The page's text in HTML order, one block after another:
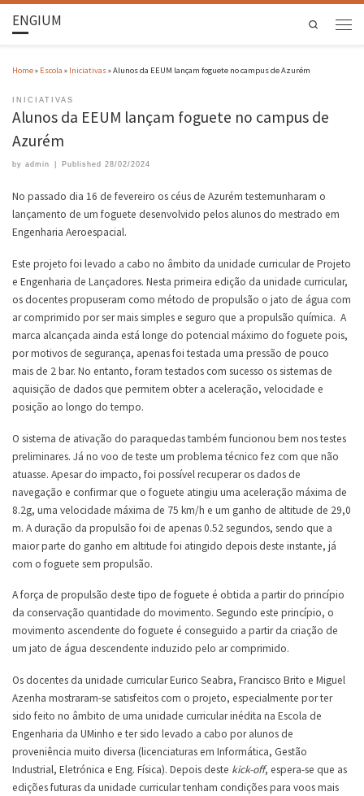
ENGIUM Search
Home» Escola » Iniciativas»Alunos da EEUM lançam foguete no campus de Azurém
INICIATIVAS
Alunos da EEUM lançam foguete no campus de
Azurém
by admin Published 28/02/2024
No passado dia 16 de fevereiro os céus de Azurém testemunharam o
lançamento de um foguete desenvolvido pelos alunos do mestrado em
Engenharia Aeroespacial.
Este projeto foi levado a cabo no âmbito da unidade curricular de Projeto
e Engenharia de Lançadores. Nesta primeira edição da unidade curricular,
os docentes propuseram como método de propulsão o jato de água com
ar comprimido por ser mais simples e seguro que a propulsão química. A
marca alcançada ainda está longe do potencial máximo do foguete pois,
por motivos de segurança, apenas foi testada uma pressão de pouco
mais de 2 bar. No entanto, foram testados com sucesso os sistemas de
aquisição de dados que permitem obter a aceleração, velocidade e
posição ao longo do tempo.
O sistema de ativação do paraquedas também funcionou bem nos testes
preliminares. Já no voo de teste um problema técnico fez com que não
atuasse. Apesar do impacto, foi possível recuperar os dados de
navegação e confirmar que o foguete atingiu uma aceleração máxima de
8.2g, uma velocidade máxima de 75 km/h e um ganho de altitude de 29,0
m. A duração da propulsão foi de apenas 0.52 segundos, sendo que a
maior parte do ganho em altitude foi atingido depois deste instante, já
com o foguete sem propulsão.
A força de propulsão deste tipo de foguete é obtida a partir do princípio
da conservação quantidade do movimento. Segundo este princípio, o
movimento ascendente do foguete é conseguido a partir da criação de
um jato de água descendente induzido pelo ar comprimido.
Os docentes da unidade curricular Eurico Seabra, Francisco Brito e Miguel
Azenha mostraram-se satisfeitos com o projeto, especialmente por ter
sido feito no âmbito de uma unidade curricular inédita na Escola de
Engenharia da UMinho e ter sido levado a cabo por alunos de
proveniência muito diversa (licenciaturas em Informática, Gestão
Industrial, Eletrónica e Eng. Física). Depois deste kick-off, espera-se que as
edições futuras da unidade curricular tenham condições para voos mais